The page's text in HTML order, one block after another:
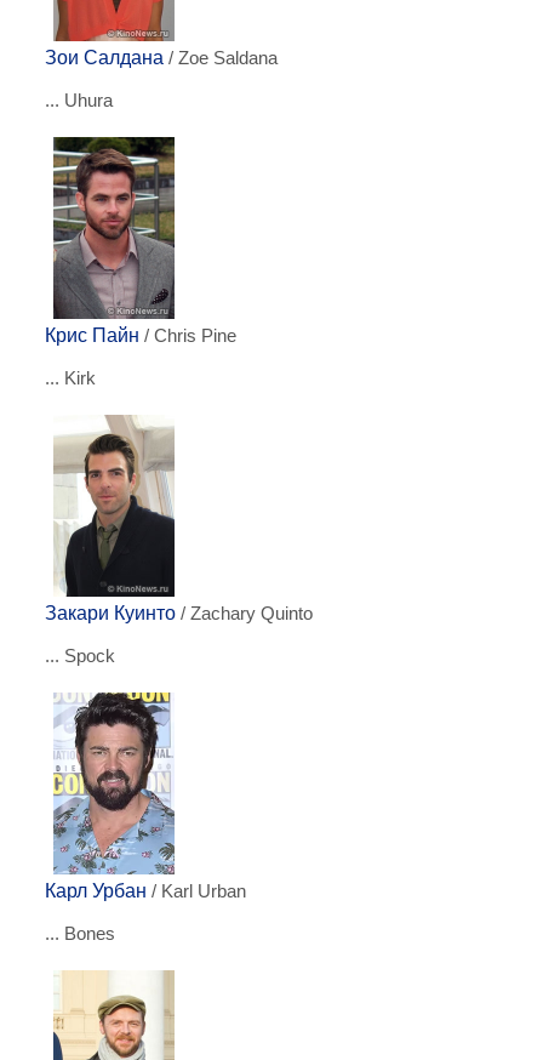
Зои Салдана / Zoe Saldana
... Uhura
Крис Пайн / Chris Pine
... Kirk
Закари Куинто / Zachary Quinto
... Spock
Карл Урбан / Karl Urban
... Bones